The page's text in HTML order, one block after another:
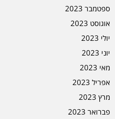
ספטמבר 2023
אוגוסט 2023
יולי 2023
יוני 2023
מאי 2023
אפריל 2023
מרץ 2023
פברואר 2023